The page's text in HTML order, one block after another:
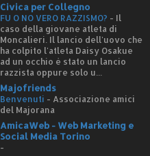
Civica per Collegno
FU O NO VERO RAZZISMO? - Il
caso della giovane atleta di
Moncalieri. Il lancio dell'uovo che
ha colpito l'atleta Daisy Osakue
ad un occhio è stato un lancio
razzista oppure solo u...
Majofriends
Benvenuti - Associazione amici
del Majorana
AmicaWeb - Web Marketing e
Social Media Torino
-